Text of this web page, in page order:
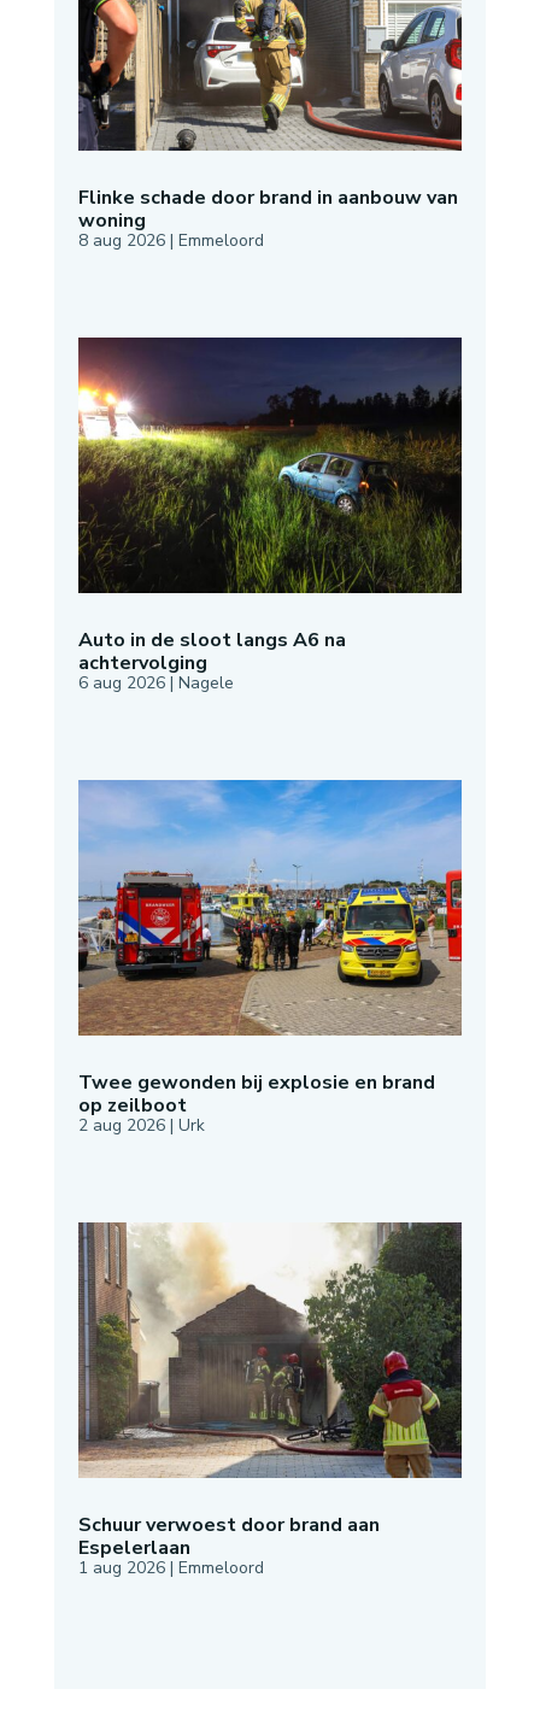
Flinke schade door brand in aanbouw van
woning
8 aug 2026| Emmeloord
Auto in de sloot langs A6 na
achtervolging
6 aug 2026| Nagele
Twee gewonden bij explosie en brand
op zeilboot
2 aug 2026| Urk
Schuur verwoest door brand aan
Espelerlaan
1 aug 2026| Emmeloord